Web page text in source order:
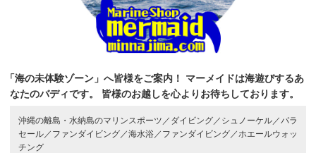
「海の未体験ゾーン」へ皆様をご案内！
マーメイドは海遊びするあ
なたのバディです。
皆様のお越しを心よりお待ちしております。
沖縄の離島・水納島のマリンスポーツ／ ダイビング／ シュノーケル／ パラ
セール／ ファンダイビング／海水浴／ ファンダイビング／ ホエールウォッ
チング